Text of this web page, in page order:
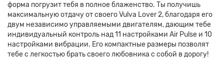
форма погрузит тебя в полное блаженство. Ты получишь
максимальную отдачу от своего Vulva Lover 2, благодаря его
двум независимо управляемыми двигателям, дающим тебе
индивидуальный контроль над 11 настройками Air Pulse и 10
настройками вибрации. Его компактные размеры позволят
тебе с легкостью брать своего любовника с собой в дорогу!